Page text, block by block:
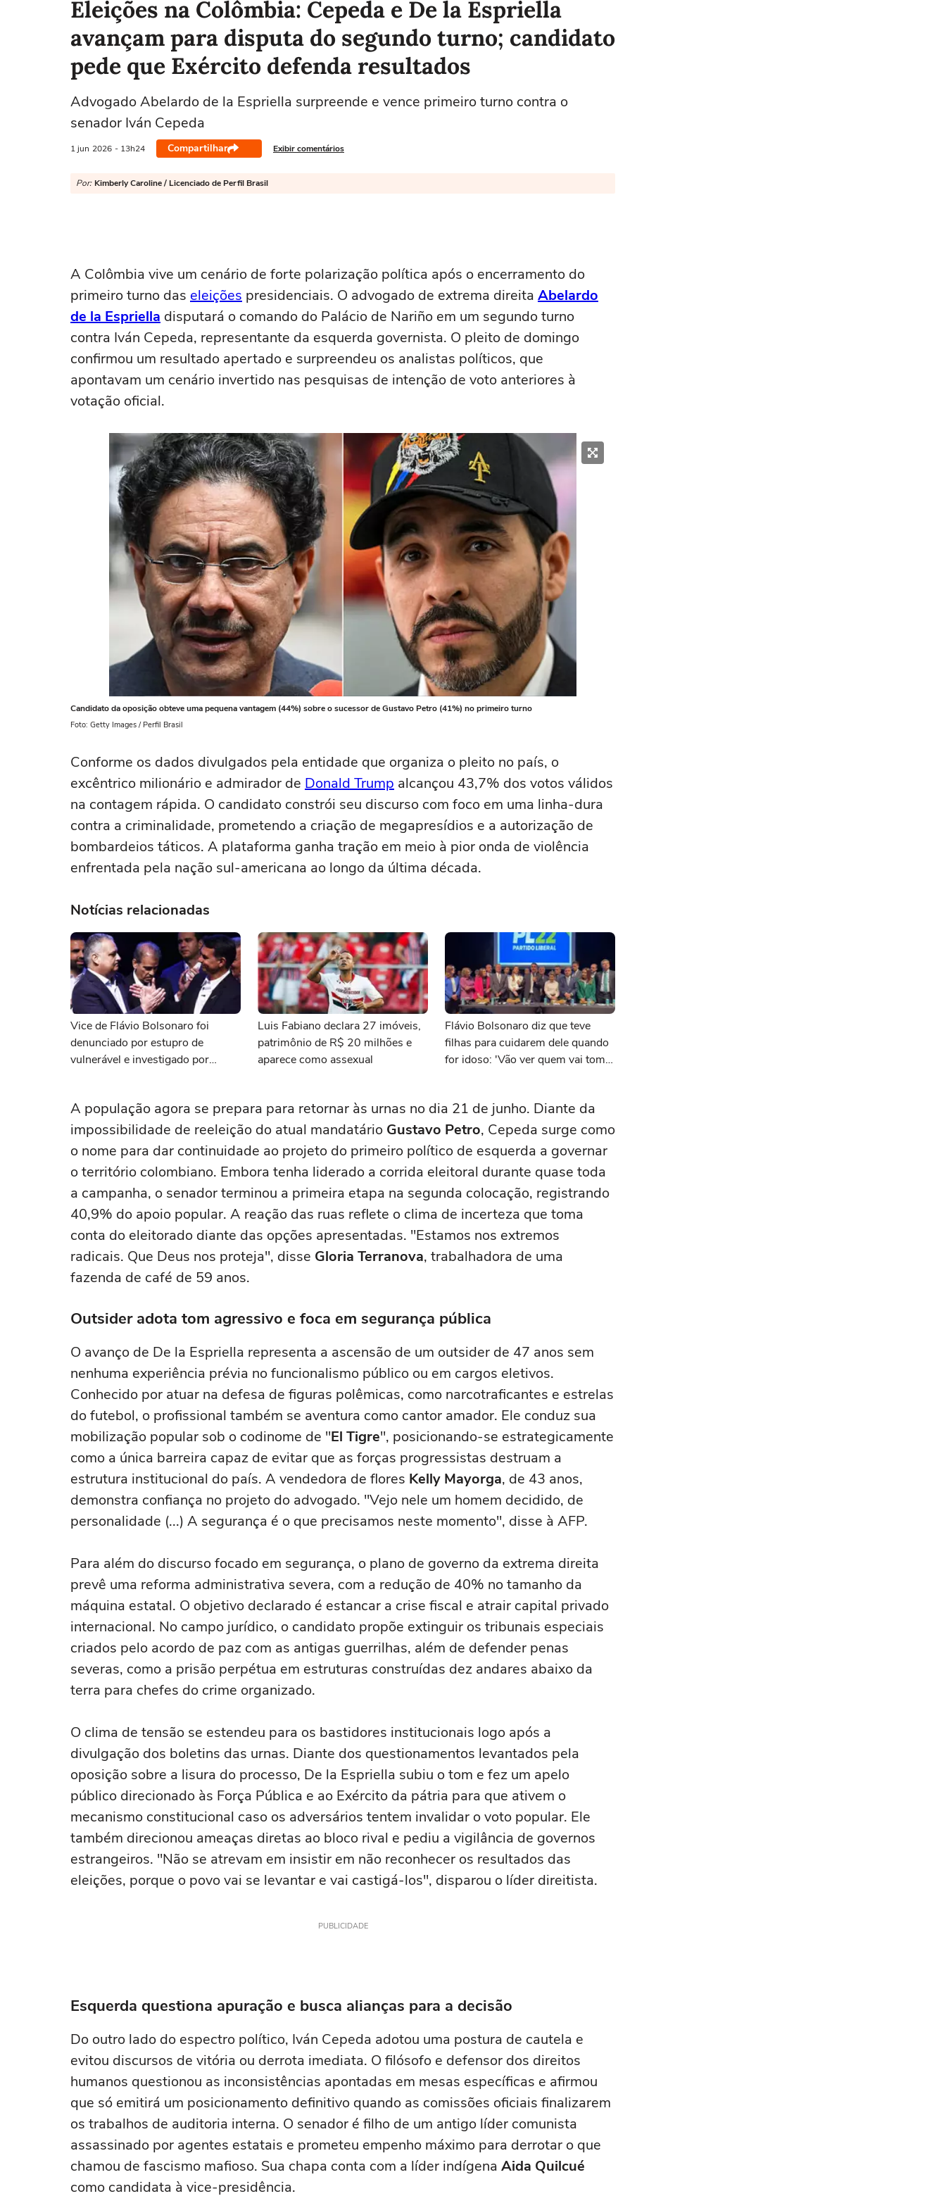
Eleições na Colômbia: Cepeda e De la Espriella
avançam para disputa do segundo turno; candidato
pede que Exército defenda resultados
Advogado Abelardo de la Espriella surpreende e vence primeiro turno contra o
senador Iván Cepeda
1 jun 2026 - 13h24 Compartilhar Exibir comentários
Por: Kimberly Caroline / Licenciado de Perfil Brasil
A Colômbia vive um cenário de forte polarização política após o encerramento do
primeiro turno das eleições presidenciais. O advogado de extrema direita Abelardo
de la Espriella disputará o comando do Palácio de Nariño em um segundo turno
contra Iván Cepeda, representante da esquerda governista. O pleito de domingo
confirmou um resultado apertado e surpreendeu os analistas políticos, que
apontavam um cenário invertido nas pesquisas de intenção de voto anteriores à
votação oficial.
Candidato da oposição obteve uma pequena vantagem (44%) sobre o sucessor de Gustavo Petro (41%) no primeiro turno
Foto: Getty Images / Perfil Brasil
Conforme os dados divulgados pela entidade que organiza o pleito no país, o
excêntrico milionário e admirador de Donald Trump alcançou 43,7% dos votos válidos
na contagem rápida. O candidato constrói seu discurso com foco em uma linha-dura
contra a criminalidade, prometendo a criação de megapresídios e a autorização de
bombardeios táticos. A plataforma ganha tração em meio à pior onda de violência
enfrentada pela nação sul-americana ao longo da última década.
Notícias relacionadas
Vice de Flávio Bolsonaro foi
denunciado por estupro de
vulnerável e investigado por
Luis Fabiano declara 27 imóveis,
patrimônio de R$ 20 milhões e
aparece como assexual
Flávio Bolsonaro diz que teve
filhas para cuidarem dele quando
for idoso: 'Vão ver quem vai tomar
A população agora se prepara para retornar às urnas no dia 21 de junho. Diante da
impossibilidade de reeleição do atual mandatário Gustavo Petro, Cepeda surge como
o nome para dar continuidade ao projeto do primeiro político de esquerda a governar
o território colombiano. Embora tenha liderado a corrida eleitoral durante quase toda
a campanha, o senador terminou a primeira etapa na segunda colocação, registrando
40,9% do apoio popular. A reação das ruas reflete o clima de incerteza que toma
conta do eleitorado diante das opções apresentadas. "Estamos nos extremos
radicais. Que Deus nos proteja", disse Gloria Terranova, trabalhadora de uma
fazenda de café de 59 anos.
Outsider adota tom agressivo e foca em segurança pública
O avanço de De la Espriella representa a ascensão de um outsider de 47 anos sem
nenhuma experiência prévia no funcionalismo público ou em cargos eletivos.
Conhecido por atuar na defesa de figuras polêmicas, como narcotraficantes e estrelas
do futebol, o profissional também se aventura como cantor amador. Ele conduz sua
mobilização popular sob o codinome de "El Tigre", posicionando-se estrategicamente
como a única barreira capaz de evitar que as forças progressistas destruam a
estrutura institucional do país. A vendedora de flores Kelly Mayorga, de 43 anos,
demonstra confiança no projeto do advogado. "Vejo nele um homem decidido, de
personalidade (...) A segurança é o que precisamos neste momento", disse à AFP.
Para além do discurso focado em segurança, o plano de governo da extrema direita
prevê uma reforma administrativa severa, com a redução de 40% no tamanho da
máquina estatal. O objetivo declarado é estancar a crise fiscal e atrair capital privado
internacional. No campo jurídico, o candidato propõe extinguir os tribunais especiais
criados pelo acordo de paz com as antigas guerrilhas, além de defender penas
severas, como a prisão perpétua em estruturas construídas dez andares abaixo da
terra para chefes do crime organizado.
O clima de tensão se estendeu para os bastidores institucionais logo após a
divulgação dos boletins das urnas. Diante dos questionamentos levantados pela
oposição sobre a lisura do processo, De la Espriella subiu o tom e fez um apelo
público direcionado às Força Pública e ao Exército da pátria para que ativem o
mecanismo constitucional caso os adversários tentem invalidar o voto popular. Ele
também direcionou ameaças diretas ao bloco rival e pediu a vigilância de governos
estrangeiros. "Não se atrevam em insistir em não reconhecer os resultados das
eleições, porque o povo vai se levantar e vai castigá-los", disparou o líder direitista.
PUBLICIDADE
Esquerda questiona apuração e busca alianças para a decisão
Do outro lado do espectro político, Iván Cepeda adotou uma postura de cautela e
evitou discursos de vitória ou derrota imediata. O filósofo e defensor dos direitos
humanos questionou as inconsistências apontadas em mesas específicas e afirmou
que só emitirá um posicionamento definitivo quando as comissões oficiais finalizarem
os trabalhos de auditoria interna. O senador é filho de um antigo líder comunista
assassinado por agentes estatais e prometeu empenho máximo para derrotar o que
chamou de fascismo mafioso. Sua chapa conta com a líder indígena Aida Quilcué
como candidata à vice-presidência.